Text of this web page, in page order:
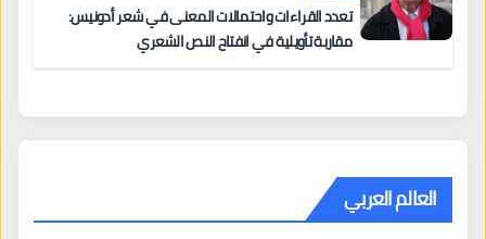
تعدد القراءات واحتمالات المعنى في شعر أدونيس:
مقاربة تأويلية في انفتاح النص الشعري
العالم العربي